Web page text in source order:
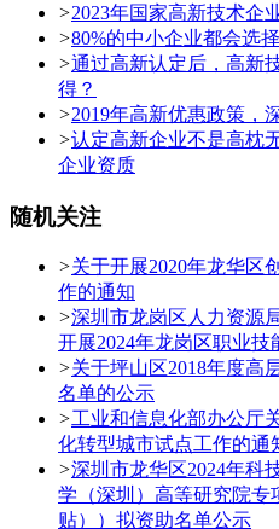
>2023年国家高新技术企
>80%的中小企业都会选
>通过高新认定后，高新
得？
>2019年高新优惠政策，
>认定高新企业不是高枕
企业资质
随机关注
>关于开展2020年龙华区
作的通知
>深圳市龙岗区人力资源
开展2024年龙岗区职业
>关于坪山区2018年度高
名单的公示
>工业和信息化部办公厅
化转型城市试点工作的通
>深圳市龙华区2024年科
学（深圳）高等研究院专
贴））拟资助名单公示